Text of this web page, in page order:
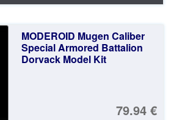
MODEROID Mugen Caliber
Special Armored Battalion
Dorvack Model Kit
79.94 €